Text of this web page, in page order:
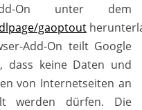
On unter dem
gaoptout
Add-On teilt Google
dass keine Daten und
von Internetseiten an
werden dürfen. Die